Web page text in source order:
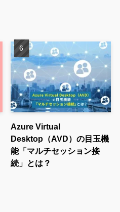
Azure Virtual
Desktop（AVD）の目玉機
能「マルチセッション接
続」とは？